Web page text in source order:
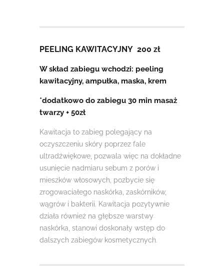
PEELING KAWITACYJNY 200 zł
W skład zabiegu wchodzi: peeling
kawitacyjny, ampułka, maska, krem
*dodatkowo do zabiegu 30 min masaż
twarzy + 50zł
Kawitacja to zabieg polegający na
oczyszczeniu skóry poprzez fale
ultradźwiękowe, pozwala więc na dokładne
usunięcie nadmiaru sebum z porów i
mieszków włosowych, pozbycie się
zrogowaciałego naskórka, zaskórników,
wągrów i bakterii. Kawitacja pozytywnie
działa również na głębsze warstwy
naskórka, stanowi doskonały wstęp do
dalszych zabiegów kosmetycznych.